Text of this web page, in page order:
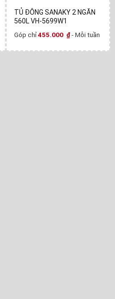
TỦ ĐÔNG SANAKY 2 NGĂN
560L VH-5699W1
Góp chỉ455.000 ₫- Mỗi tuần